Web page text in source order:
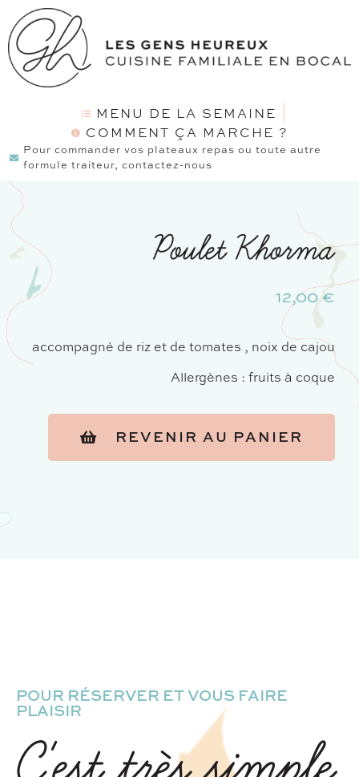
MENU DE LA SEMAINE
COMMENT ÇA MARCHE ?
Pour commander vos plateaux repas ou toute autre
formule traiteur, contactez-nous
Poulet Khorma
12,00 €
accompagné de riz et de tomates , noix de cajou
Allergènes : fruits à coque
REVENIR AU PANIER
POUR RÉSERVER ET VOUS FAIRE
PLAISIR